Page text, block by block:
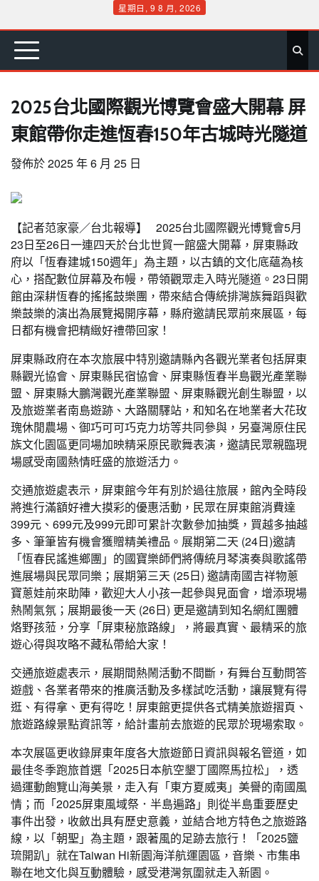
content
星期日, 9 8 月, 2026
首 要 娛 生 社 文 公 運 旅 政 地 專
2025台北國際觀光博覽會盛大開幕 屏
東館帶你走進恆春150年古城時光隧道
發佈於2025 年 6 月 25 日
【記者范家豪／台北報導】 2025台北國際觀光博覽會5月
23日至26日一連四天於台北世貿一館盛大開幕，屏東縣政
府以「恆春建城150週年」為主題，以古鎮的文化底蘊為核
心，搭配數位屏幕及布幔，帶領觀眾走入時光隧道。23日開
館由深耕恆春的搖搖鼓樂團，帶來結合傳統排灣族舞蹈與歡
樂鼓樂的演出為展覽揭開序幕，縣府邀請民眾前來展區，每
日都有機會把精緻好禮帶回家！
屏東縣政府在本次旅展中特別邀請縣內各觀光業者包括屏東
縣觀光協會、屏東縣民宿協會、屏東縣恆春半島觀光產業聯
盟、屏東縣大鵬灣觀光產業聯盟、屏東縣觀光創生聯盟，以
及旅遊業者南島遊跡、大路關驛站，和知名在地業者大花玫
瑰休閒農場、御巧可可巧克力坊等共同參與，另臺灣原住民
族文化園區更同場加映精采原民歌舞表演，邀請民眾親臨現
場感受南國熱情旺盛的旅遊活力。
交通旅遊處表示，屏東館今年有別於過往旅展，館內全時段
將進行滿額好禮大摸彩的優惠活動，民眾在屏東館消費達
399元、699元及999元即可累計次數參加抽獎，買越多抽越
多、筆筆皆有機會獲贈精美禮品。展期第二天 (24日)邀請
「恆春民謠進鄉團」的國寶樂師們將傳統月琴演奏與歌謠帶
進展場與民眾同樂；展期第三天 (25日) 邀請南國吉祥物蔥
寶蔥娃前來助陣，歡迎大人小孩一起參與見面會，增添現場
熱鬧氣氛；展期最後一天 (26日) 更是邀請到知名網紅團體
烙野孩蒞，分享「屏東秘旅路線」，將最真實、最精采的旅
遊心得與攻略不藏私帶給大家！
交通旅遊處表示，展期間熱鬧活動不間斷，有舞台互動問答
遊戲、各業者帶來的推廣活動及多樣試吃活動，讓展覽有得
逛、有得拿、更有得吃！屏東館更提供各式精美旅遊摺頁、
旅遊路線景點資訊等，給計畫前去旅遊的民眾於現場索取。
本次展區更收錄屏東年度各大旅遊節日資訊與報名管道，如
最佳冬季跑旅首選「2025日本航空墾丁國際馬拉松」，透
過運動飽覽山海美景，走入有「東方夏威夷」美譽的南國風
情；而「2025屏東風域祭．半島遍路」則從半島重要歷史
事件出發，收斂出具有歷史意義，並結合地方特色之旅遊路
線，以「朝聖」為主題，跟著風的足跡去旅行！「2025鹽
琉開趴」就在Taiwan Hi新園海洋航運園區，音樂、市集串
聯在地文化與互動體驗，感受港灣氛圍就走入新園。